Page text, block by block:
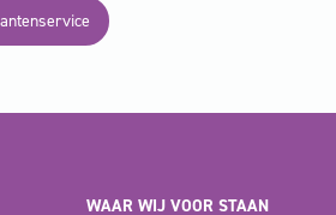
WAAR WIJ VOOR STAAN